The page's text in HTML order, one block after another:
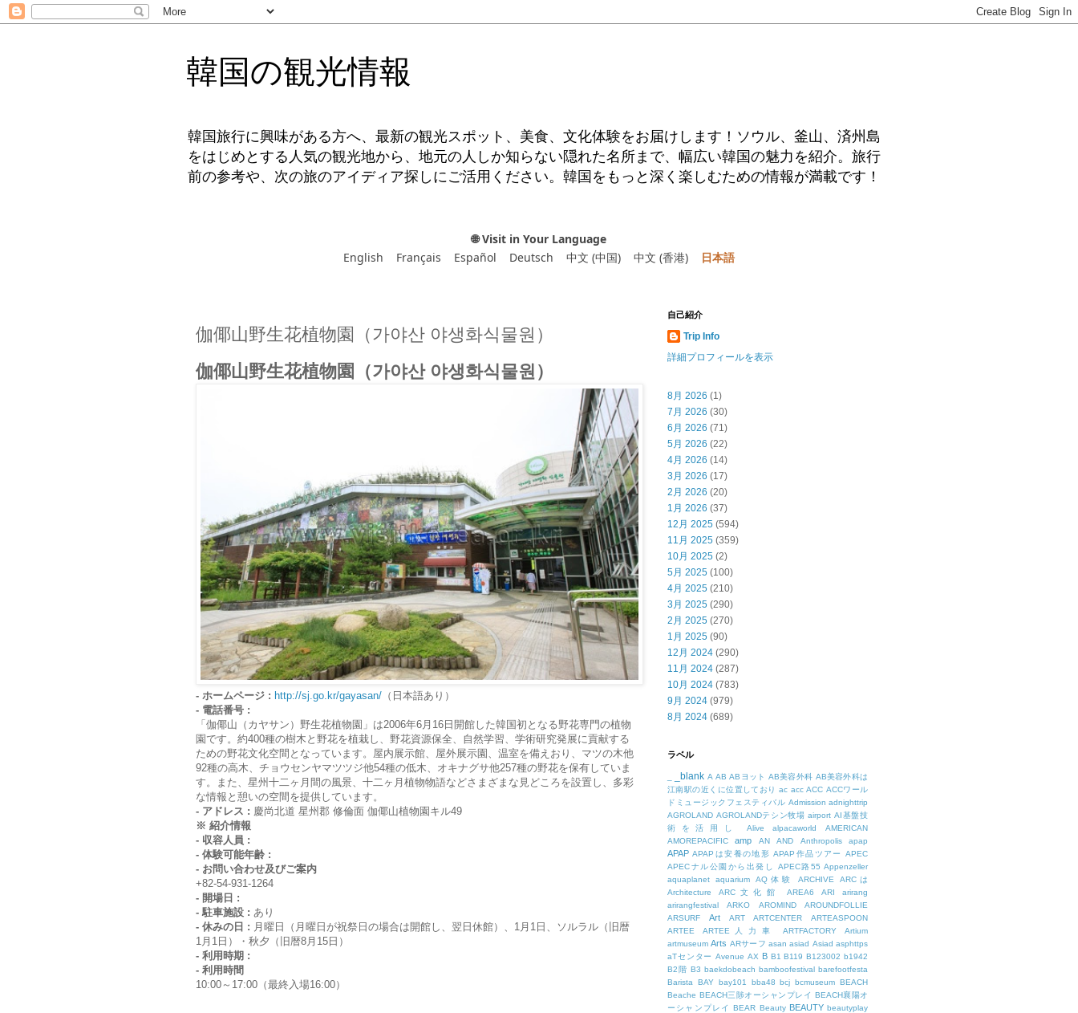
韓国の観光情報
韓国旅行に興味がある方へ、最新の観光スポット、美食、文化体験をお届けします！ソウル、釜山、済州島
をはじめとする人気の観光地から、地元の人しか知らない隠れた名所まで、幅広い韓国の魅力を紹介。旅行
前の参考や、次の旅のアイディア探しにご活用ください。韓国をもっと深く楽しむための情報が満載です！
🌐 Visit in Your Language
English
Français Español Deutsch 中文 (中国) 中文 (香港) 日本語
伽倻山野生花植物園（가야산 야생화식물원）
伽倻山野生花植物園（가야산 야생화식물원）
- ホームページ : http://sj.go.kr/gayasan/ （日本語あり）
- 電話番号 :
「伽倻山（カヤサン）野生花植物園」は2006年6月16日開館した韓国初となる野花専門の植物
園です。約400種の樹木と野花を植栽し、野花資源保全、自然学習、学術研究発展に貢献する
ための野花文化空間となっています。屋内展示館、屋外展示園、温室を備えおり、マツの木他
92種の高木、チョウセンヤマツツジ他54種の低木、オキナグサ他257種の野花を保有していま
す。また、星州十二ヶ月間の風景、十二ヶ月植物物語などさまざまな見どころを設置し、多彩
な情報と憩いの空間を提供しています。
- アドレス : 慶尚北道 星州郡 修倫面 伽倻山植物園キル49
※ 紹介情報
- 収容人員 :
- 体験可能年齢 :
- お問い合わせ及びご案内
+82-54-931-1264
- 開場日 :
- 駐車施設 : あり
- 休みの日 : 月曜日（月曜日が祝祭日の場合は開館し、翌日休館）、1月1日、ソルラル（旧暦
1月1日）・秋夕（旧暦8月15日）
- 利用時期 :
- 利用時間
10:00～17:00（最終入場16:00）
自己紹介
Trip Info
詳細プロフィールを表示
8月 2026 (1)
7月 2026 (30)
6月 2026 (71)
5月 2026 (22)
4月 2026 (14)
3月 2026 (17)
2月 2026 (20)
1月 2026 (37)
12月 2025 (594)
11月 2025 (359)
10月 2025 (2)
5月 2025 (100)
4月 2025 (210)
3月 2025 (290)
2月 2025 (270)
1月 2025 (90)
12月 2024 (290)
11月 2024 (287)
10月 2024 (783)
9月 2024 (979)
8月 2024 (689)
ラベル
_blank A AB ABヨット AB美容外科 AB美容外科は
江南駅の近くに位置しており ac acc ACC ACCワール
ドミュージックフェスティバル Admission adnighttrip
AGROLAND AGROLANDテシン牧場 airport AI基盤技
術を活用し
Alive alpacaworld
AMERICAN
AMOREPACIFIC
amp AN AND Anthropolis apap
APAP APAPは安養の地形 APAP作品ツアー
APEC
APECナル公園から出発し
APEC路55 Appenzeller
aquaplanet
aquarium AQ体験 ARCHIVE
ARCは
Architecture
ARC文化館 AREA6 ARI
arirang
arirangfestival
ARKO AROMIND
AROUNDFOLLIE
ARSURF
Art ART ARTCENTER
ARTEASPOON
ARTEE
ARTEE人力車 ARTFACTORY
Artium
artmuseum Arts ARサーフ asan asiad Asiad asphttps
aTセンター Avenue AX B B1 B119 B123002 b1942
B2階 B3 baekdobeach bamboofestival barefootfesta
Barista
BAY bay101 bba48 bcj bcmuseum BEACH
Beache BEACH三陟オーシャンプレイ BEACH襄陽オ
ーシャンプレイ
BEAR Beauty BEAUTY beautyplay